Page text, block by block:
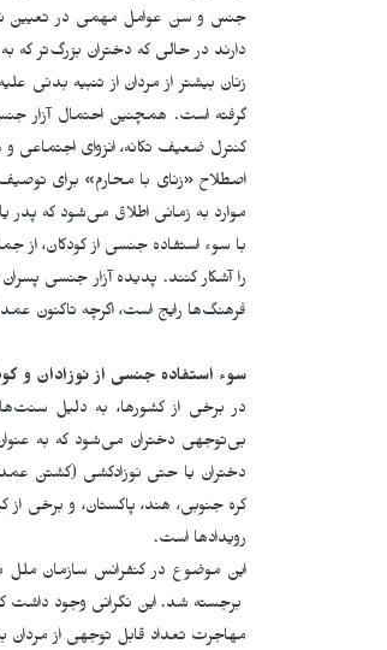
جنس و سن عوامل مهمی در تعیین
دارند در حالی که دختران بزرگ‌تر
زنان بیشتر از مردان از تنبیه بدنی
گرفته است. همچنین احتمال آزار
کنترل ضعیف تکانه، انزوای اجتماعی
اصطلاح «زنای با محارم» برای
با سوء استفاده جنسی از کودکان، از
را آشکار کنند. پدیده آزار جنسی
فرهنگ­‌ها رایج است، اگرچه تاکنون
سوء استفاده جنسی از نوزادان و
در برخی از کشورها، به دلیل
بی‌توجهی دختران می‌شود که به
دختران یا حتی نوزادکشی (کشتن
کره جنوبی، هند، پاکستان، و برخی
رویدادها است.
برجسته شد. این نگرانی وجود داشت
مهاجرت تعداد قابل توجهی از